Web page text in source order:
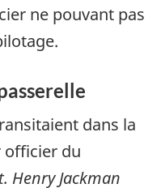
ne pouvant pas
dans la
officier du
Henry Jackman